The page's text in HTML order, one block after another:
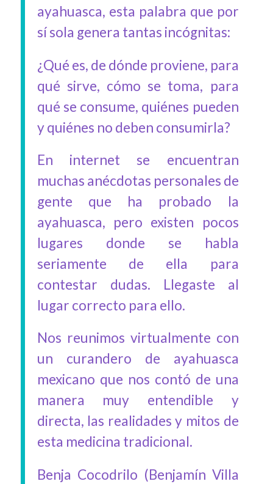
ayahuasca, esta palabra que por
sí sola genera tantas incógnitas:
¿Qué es, de dónde proviene, para
qué sirve, cómo se toma, para
qué se consume, quiénes pueden
y quiénes no deben consumirla?
En internet se encuentran
muchas anécdotas personales de
gente que ha probado la
ayahuasca, pero existen pocos
lugares donde se habla
seriamente de ella para
contestar dudas. Llegaste al
lugar correcto para ello.
Nos reunimos virtualmente con
un curandero de ayahuasca
mexicano que nos contó de una
manera muy entendible y
directa, las realidades y mitos de
esta medicina tradicional.
Benja Cocodrilo (Benjamín Villa